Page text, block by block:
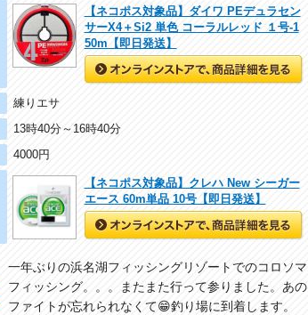
【ネコポス対象品】ダイワ PEデュラセン
サーX4＋Si2 単色 コーラルレッド １号-1
50m【即日発送】
練りエサ
13時40分～16時40分
4000円
【ネコポス対象品】クレハ New シーガー
エース 60m単品 10号【即日発送】
一年ぶりの浜名湖フィッシングリゾートでのコロソマ
フィッシング。。。またまた行って参りました。あの
ファイトが忘れられなくて😁釣り場に到着します。